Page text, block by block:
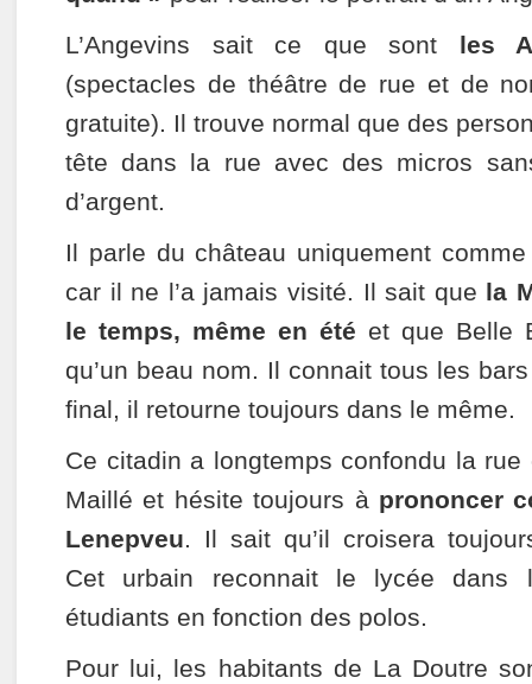
L’Angevins sait ce que sont les
(spectacles de théâtre de rue et de
gratuite). Il trouve normal que des
tête dans la rue avec des micros
d’argent.
Il parle du château uniquement
car il ne l’a jamais visité. Il sait que la
le temps, même en été et que Belle
qu’un beau nom. Il connait tous les
final, il retourne toujours dans le même.
Ce citadin a longtemps confondu la
Maillé et hésite toujours àprononcer
Lenepveu. Il sait qu’il croisera
Cet urbain reconnait le lycée dans
étudiants en fonction des polos.
Pour lui, les habitants de La Doutre